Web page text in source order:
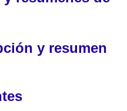
y resumen